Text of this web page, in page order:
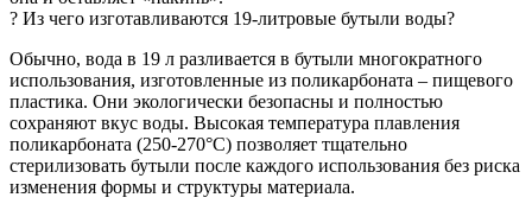
? Из чего изготавливаются 19-литровые бутыли воды?
Обычно, вода в 19 л разливается в бутыли многократного
использования, изготовленные из поликарбоната – пищевого
пластика. Они экологически безопасны и полностью
сохраняют вкус воды. Высокая температура плавления
поликарбоната (250-270°C) позволяет тщательно
стерилизовать бутыли после каждого использования без риска
изменения формы и структуры материала.